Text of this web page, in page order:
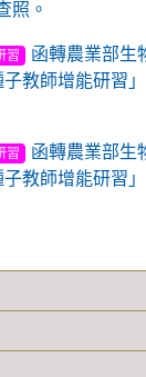
照。
習
函轉農業部生
教師增能研習
習
函轉農業部生
教師增能研習